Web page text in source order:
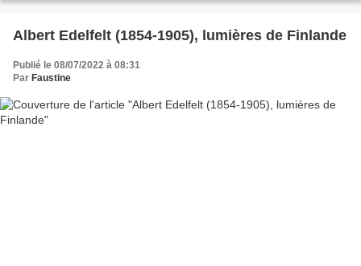
Albert Edelfelt (1854-1905), lumières de Finlande
Publié le 08/07/2022 à 08:31
Par Faustine